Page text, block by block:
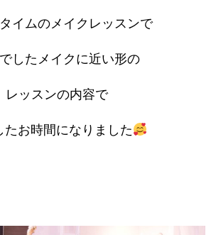
イムのメイクレッスンで
したメイクに近い形の
レッスンの内容で
たお時間になりました